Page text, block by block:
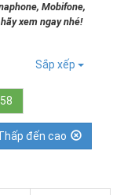
Mobifone,
xem ngay nhé!
Sắp xếp
đến cao